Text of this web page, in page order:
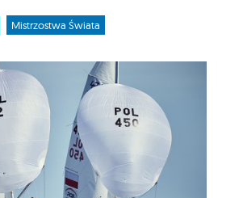
Mistrzostwa Świata